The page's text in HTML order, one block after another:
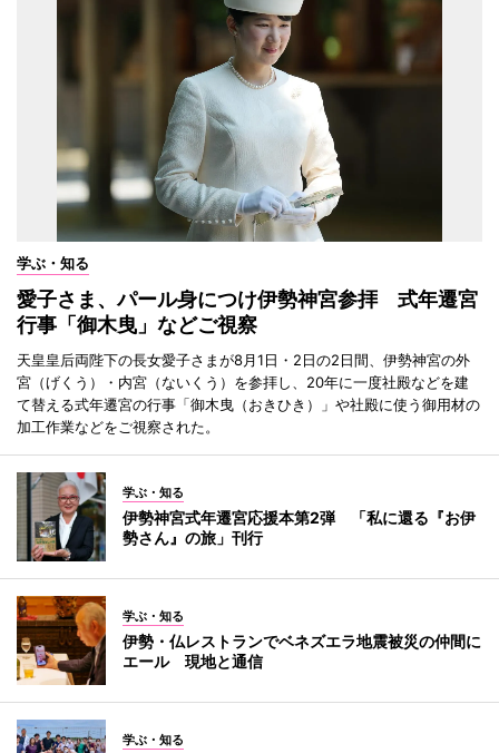
学ぶ・知る
愛子さま、パール身につけ伊勢神宮参拝 式年遷宮
行事「御木曳」などご視察
天皇皇后両陛下の長女愛子さまが8月1日・2日の2日間、伊勢神宮の外
宮（げくう）・内宮（ないくう）を参拝し、20年に一度社殿などを建
て替える式年遷宮の行事「御木曳（おきひき）」や社殿に使う御用材の
加工作業などをご視察された。
学ぶ・知る
伊勢神宮式年遷宮応援本第2弾 「私に還る『お伊
勢さん』の旅」刊行
学ぶ・知る
伊勢・仏レストランでベネズエラ地震被災の仲間に
エール 現地と通信
学ぶ・知る